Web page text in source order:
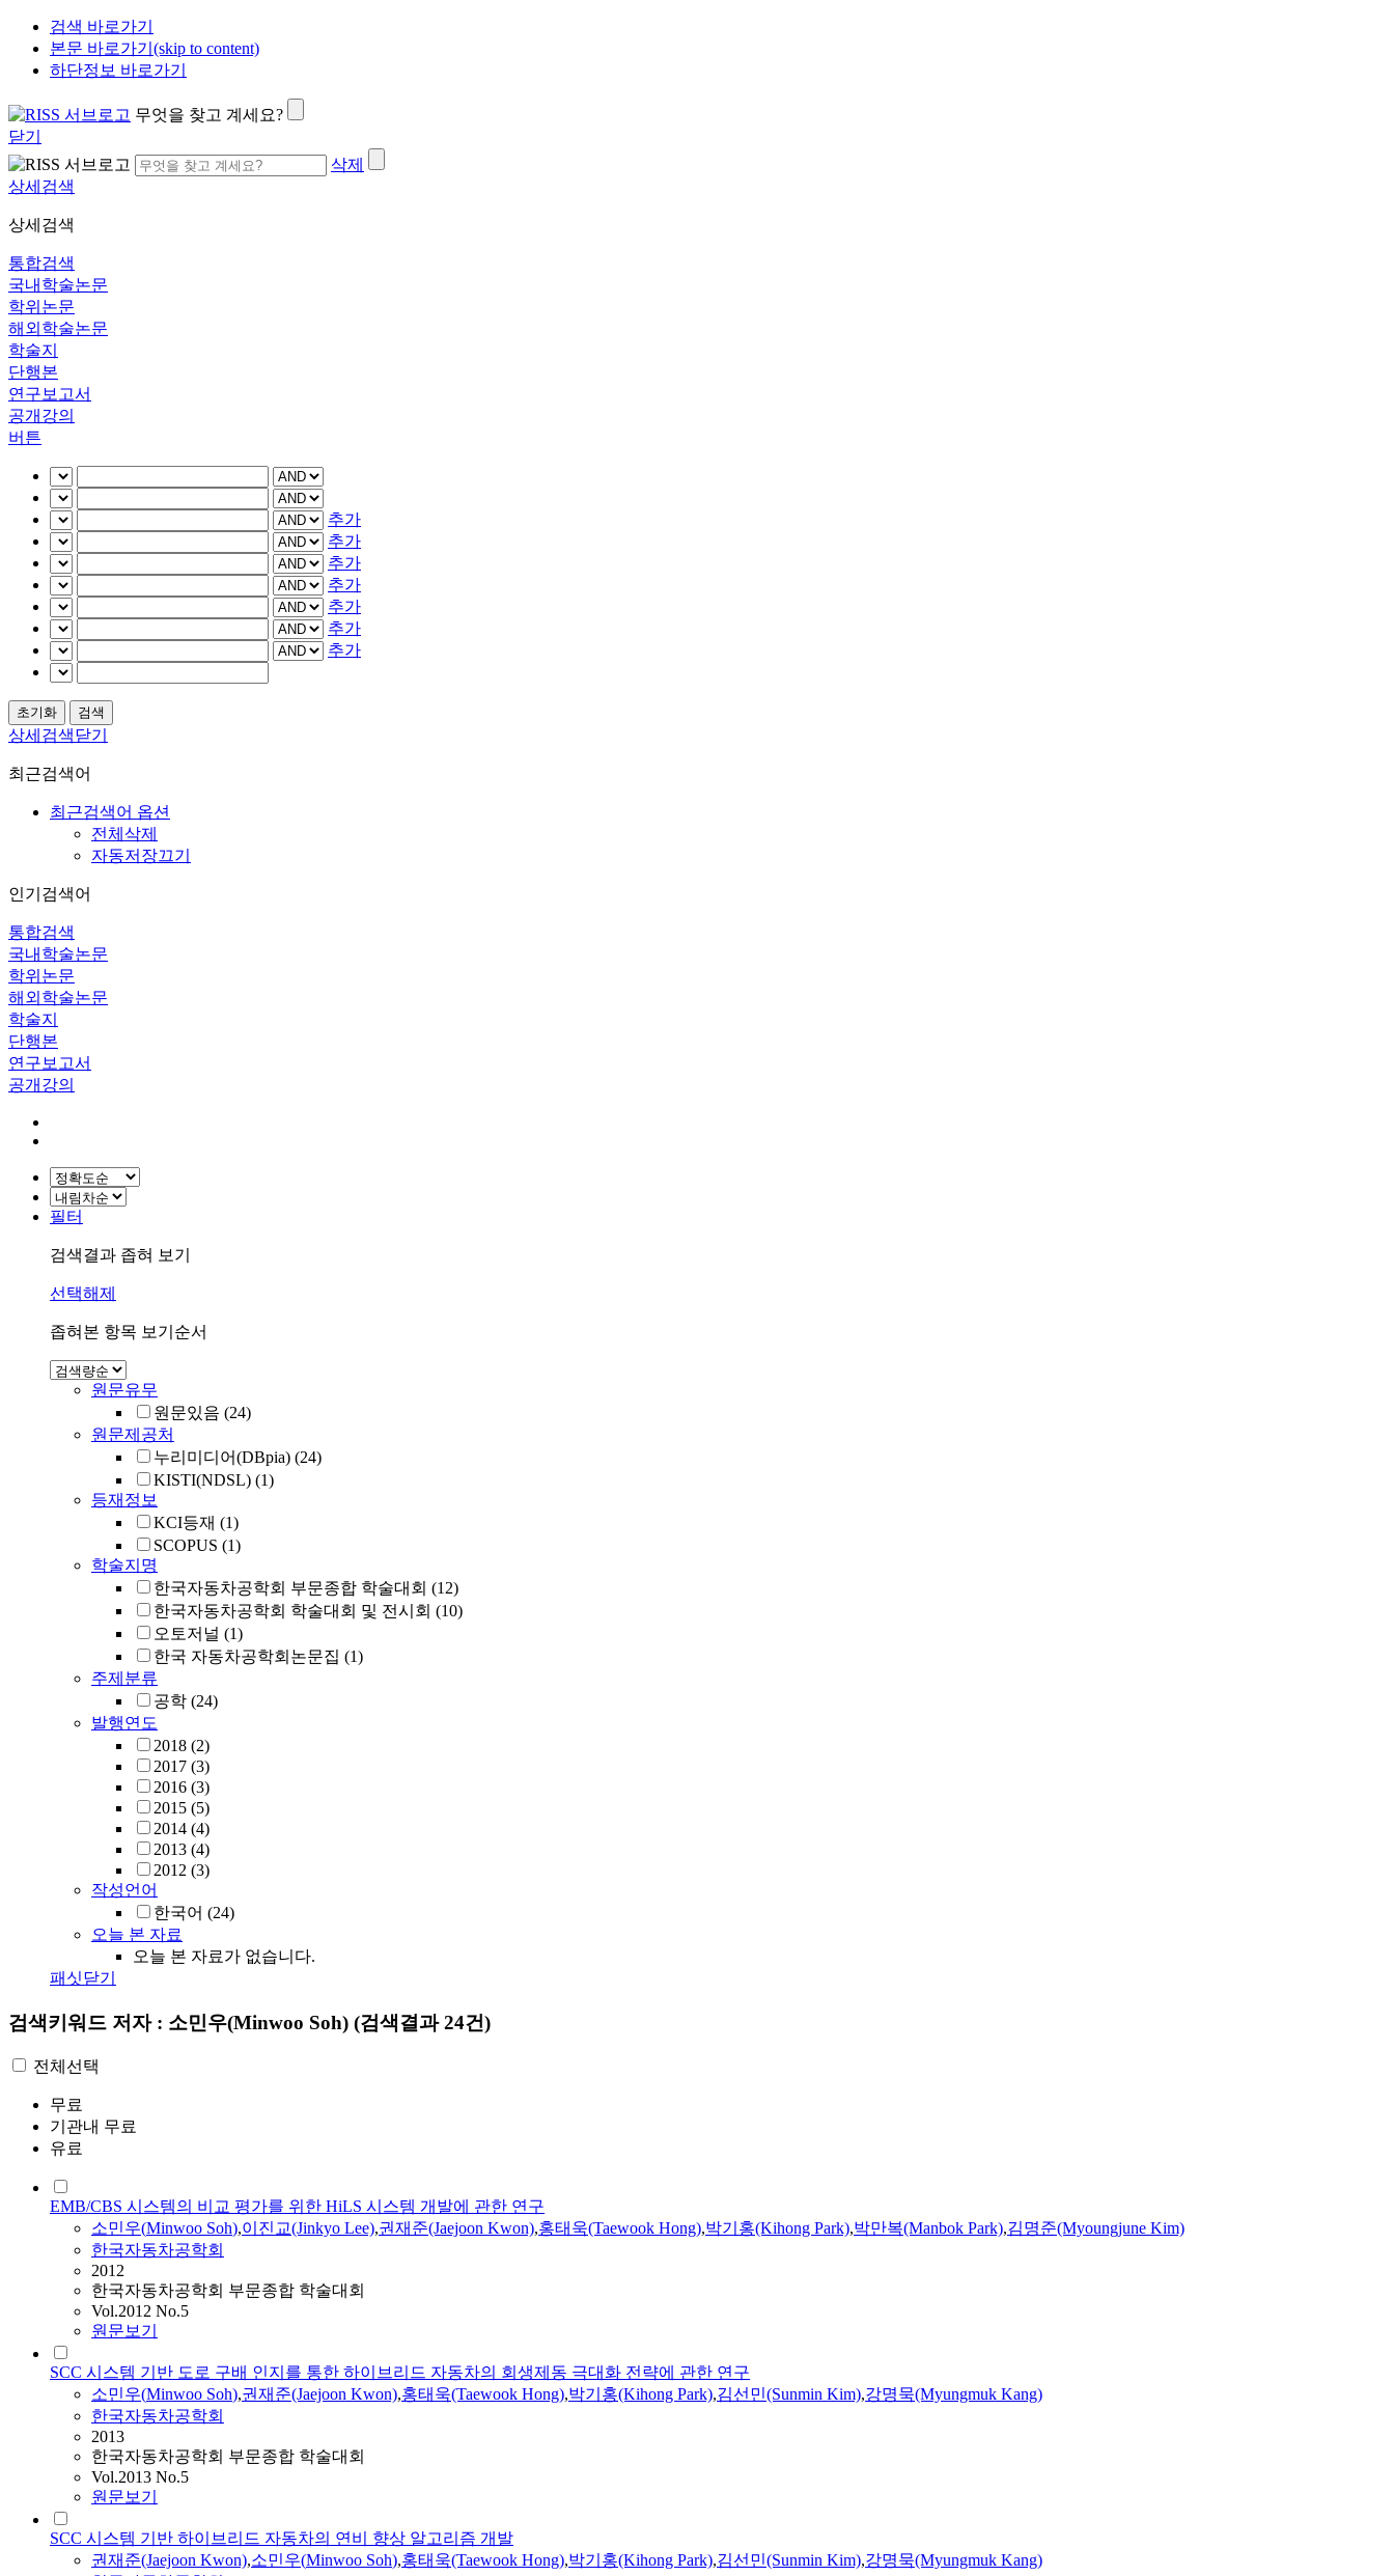
검색 바로가기
본문 바로가기(skip to content)
하단정보 바로가기
무엇을 찾고 계세요?
닫기
삭제
상세검색
상세검색
통합검색
국내학술논문
학위논문
해외학술논문
학술지
단행본
연구보고서
공개강의
버튼
추가
추가
추가
추가
추가
추가
추가
상세검색닫기
최근검색어
최근검색어 옵션
전체삭제
자동저장끄기
인기검색어
통합검색
국내학술논문
학위논문
해외학술논문
학술지
단행본
연구보고서
공개강의
필터
검색결과 좁혀 보기
선택해제
좁혀본 항목 보기순서
원문유무
원문있음 (24)
원문제공처
누리미디어(DBpia) (24)
KISTI(NDSL) (1)
등재정보
KCI등재 (1)
SCOPUS (1)
학술지명
한국자동차공학회 부문종합 학술대회 (12)
한국자동차공학회 학술대회 및 전시회 (10)
오토저널 (1)
한국 자동차공학회논문집 (1)
주제분류
공학 (24)
발행연도
2018 (2)
2017 (3)
2016 (3)
2015 (5)
2014 (4)
2013 (4)
2012 (3)
작성언어
한국어 (24)
오늘 본 자료
오늘 본 자료가 없습니다.
패싯닫기
검색키워드 저자 : 소민우(Minwoo Soh) (검색결과 24건)
전체선택
무료
기관내 무료
유료
EMB/CBS 시스템의 비교 평가를 위한 HiLS 시스템 개발에 관한 연구
소민우(Minwoo Soh),이진교(Jinkyo Lee),권재준(Jaejoon Kwon),홍태욱(Taewook Hong),박기홍(Kihong Park),박만복(Manbok Park),김명준(Myoungjune Kim)
한국자동차공학회
2012
한국자동차공학회 부문종합 학술대회
Vol.2012 No.5
원문보기
SCC 시스템 기반 도로 구배 인지를 통한 하이브리드 자동차의 회생제동 극대화 전략에 관한 연구
소민우(Minwoo Soh),권재준(Jaejoon Kwon),홍태욱(Taewook Hong),박기홍(Kihong Park),김선민(Sunmin Kim),강명묵(Myungmuk Kang)
한국자동차공학회
2013
한국자동차공학회 부문종합 학술대회
Vol.2013 No.5
원문보기
SCC 시스템 기반 하이브리드 자동차의 연비 향상 알고리즘 개발
권재준(Jaejoon Kwon),소민우(Minwoo Soh),홍태욱(Taewook Hong),박기홍(Kihong Park),김선민(Sunmin Kim),강명묵(Myungmuk Kang)